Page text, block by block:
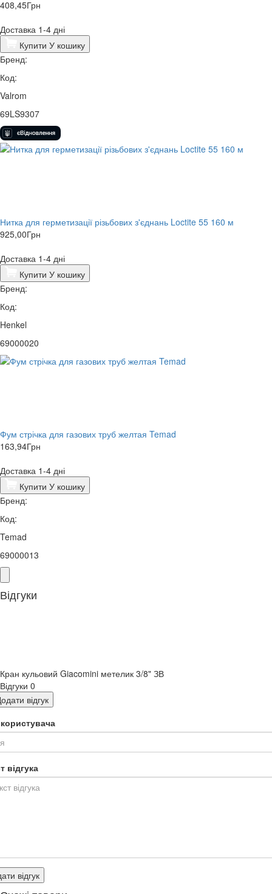
408,45Грн
Доставка 1-4 дні
Купити У кошику
Бренд:
Код:
Valrom
69LS9307
Нитка для герметизації різьбових з'єднань Loctite 55 160 м
925,00Грн
Доставка 1-4 дні
Купити У кошику
Бренд:
Код:
Henkel
69000020
Фум стрічка для газових труб желтая Temad
163,94Грн
Доставка 1-4 дні
Купити У кошику
Бренд:
Код:
Temad
69000013
Відгуки
Кран кульовий Giacomini метелик 3/8" ЗВ
Відгуки 0
відгук
відгука
відгук